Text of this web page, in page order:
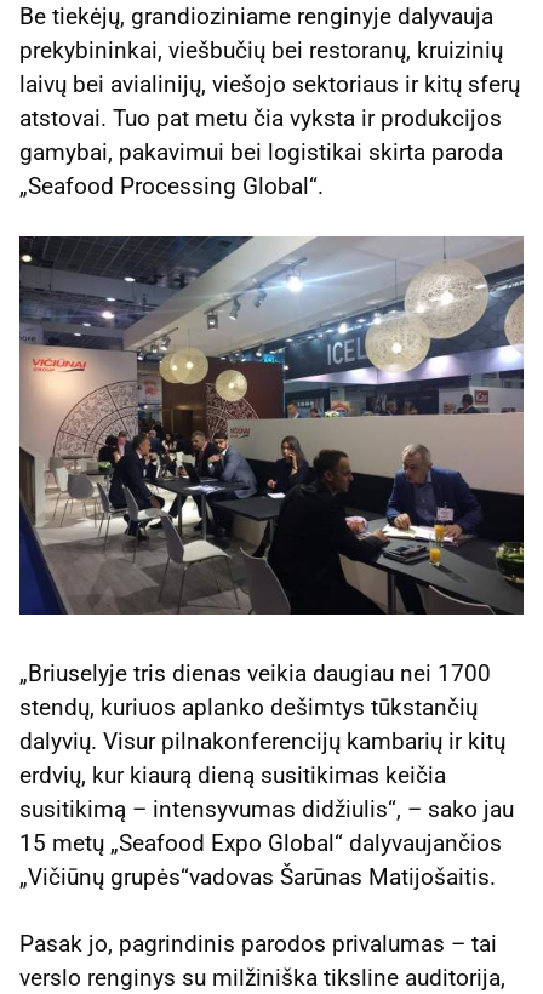
Be tiekėjų, grandioziniame renginyje dalyvauja
prekybininkai, viešbučių bei restoranų, kruizinių
laivų bei avialinijų, viešojo sektoriaus ir kitų sferų
atstovai. Tuo pat metu čia vyksta ir produkcijos
gamybai, pakavimui bei logistikai skirta paroda
„Seafood Processing Global“.
„Briuselyje tris dienas veikia daugiau nei 1700
stendų, kuriuos aplanko dešimtys tūkstančių
dalyvių. Visur pilnakonferencijų kambarių ir kitų
erdvių, kur kiaurą dieną susitikimas keičia
susitikimą – intensyvumas didžiulis“, – sako jau
15 metų „Seafood Expo Global“ dalyvaujančios
„Vičiūnų grupės“vadovas Šarūnas Matijošaitis.
Pasak jo, pagrindinis parodos privalumas – tai
verslo renginys su milžiniška tiksline auditorija,